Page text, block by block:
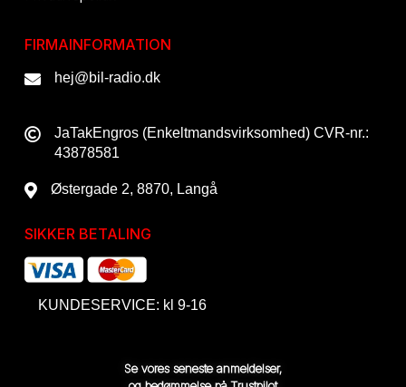
FIRMAINFORMATION
hej@bil-radio.dk
JaTakEngros (Enkeltmandsvirksomhed) CVR-nr.:
43878581
Østergade 2, 8870, Langå
SIKKER BETALING
KUNDESERVICE: kl 9-16
Se vores seneste anmeldelser,